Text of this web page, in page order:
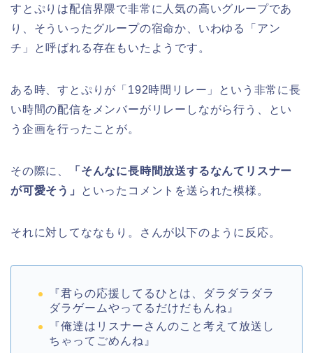
すとぷりは配信界隈で非常に人気の高いグループであ
り、そういったグループの宿命か、いわゆる「アン
チ」と呼ばれる存在もいたようです。
ある時、すとぷりが「192時間リレー」という非常に長
い時間の配信をメンバーがリレーしながら行う、とい
う企画を行ったことが。
その際に、
「そんなに長時間放送するなんてリスナー
が可愛そう」
といったコメントを送られた模様。
それに対してななもり。さんが以下のように反応。
『君らの応援してるひとは、ダラダラダラ
ダラゲームやってるだけだもんね』
『俺達はリスナーさんのこと考えて放送し
ちゃってごめんね』